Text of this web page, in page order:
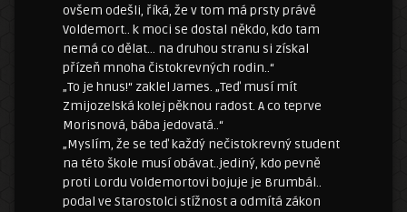
ovšem odešli, říká, že v tom má prsty právě
Voldemort.. k moci se dostal někdo, kdo tam
nemá co dělat… na druhou stranu si získal
přízeň mnoha čistokrevných rodin..“
„To je hnus!“ zaklel James. „Teď musí mít
Zmijozelská kolej pěknou radost. A co teprve
Morisnová, bába jedovatá..“
„Myslím, že se teď každý nečistokrevný student
na této škole musí obávat..jediný, kdo pevně
proti Lordu Voldemortovi bojuje je Brumbál..
podal ve Starostolci stížnost a odmítá zákon